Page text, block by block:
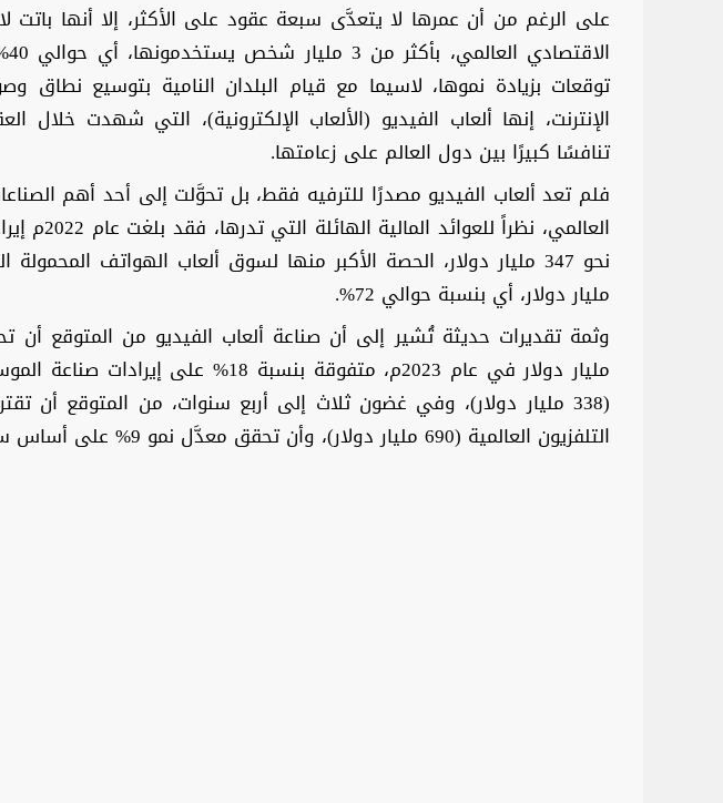
على الرغم من أن عمرها لا يتعدَّى سبعة عقود على الأكثر، إلا أنها باتت
توقعات بزيادة نموها، لاسيما مع قيام البلدان النامية بتوسيع
الإنترنت، إنها ألعاب الفيديو (الألعاب الإلكترونية)، التي شهدت خلال
تنافسًا كبيرًا بين دول العالم على زعامتها.
فلم تعد ألعاب الفيديو مصدرًا للترفيه فقط، بل تحوَّلت إلى أحد أهم
العالمي، نظراً
مليار دولار، أي بنسبة حوالي 72%.
مليار دولار في عام 2023م، متفوقة بنسبة 18%
(338 مليار دولار)، وفي غضون ثلاث إلى أربع سنوات، من المتوقع أن
التلفزيون العالمية (690 مليار دولار)، وأن تحقق معدَّل نمو 9% على أساس سنوي.